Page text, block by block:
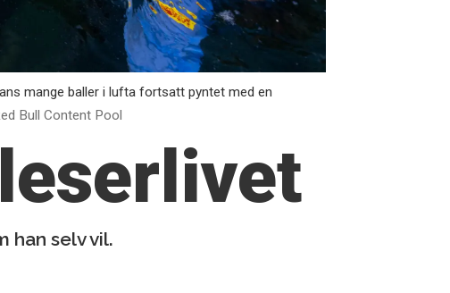
mange baller i lufta fortsatt pyntet med en
Bull Content Pool
han selv vil.